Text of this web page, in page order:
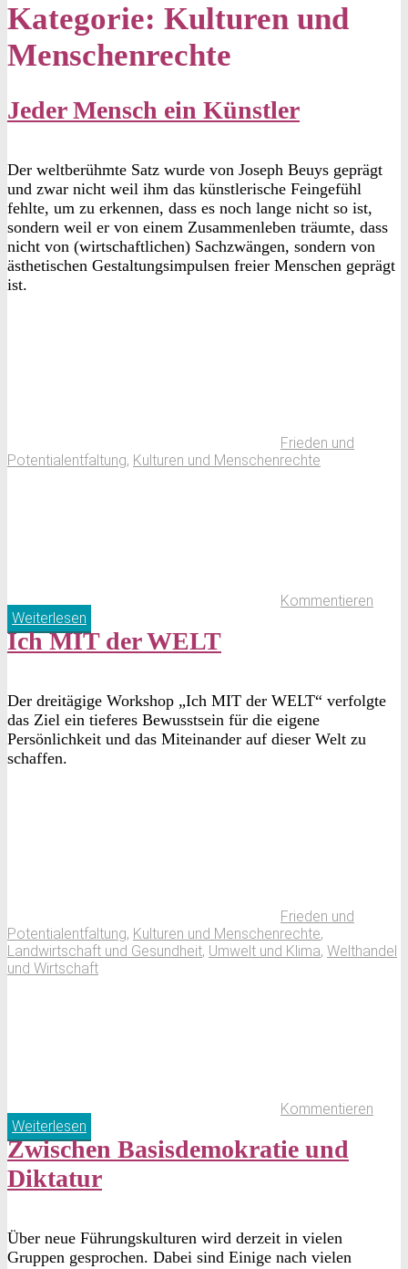
Kategorie: Kulturen und
Menschenrechte
Jeder Mensch ein Künstler
Der weltberühmte Satz wurde von Joseph Beuys geprägt
und zwar nicht weil ihm das künstlerische Feingefühl
fehlte, um zu erkennen, dass es noch lange nicht so ist,
sondern weil er von einem Zusammenleben träumte, dass
nicht von (wirtschaftlichen) Sachzwängen, sondern von
ästhetischen Gestaltungsimpulsen freier Menschen geprägt
ist.
Frieden und
Potentialentfaltung, Kulturen und Menschenrechte
Kommentieren
Weiterlesen
Ich MIT der WELT
Der dreitägige Workshop „Ich MIT der WELT“ verfolgte
das Ziel ein tieferes Bewusstsein für die eigene
Persönlichkeit und das Miteinander auf dieser Welt zu
schaffen.
Frieden und
Potentialentfaltung, Kulturen und Menschenrechte,
Landwirtschaft und Gesundheit, Umwelt und Klima, Welthandel
und Wirtschaft
Kommentieren
Weiterlesen
Zwischen Basisdemokratie und
Diktatur
Über neue Führungskulturen wird derzeit in vielen
Gruppen gesprochen. Dabei sind Einige nach vielen